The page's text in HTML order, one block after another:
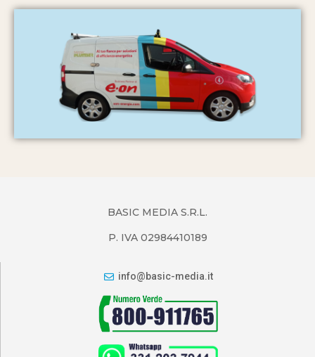
BASIC MEDIA S.R.L.
P. IVA 02984410189
info@basic-media.it